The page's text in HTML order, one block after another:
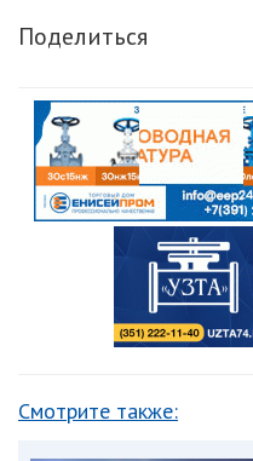
Поделиться
Смотрите также: